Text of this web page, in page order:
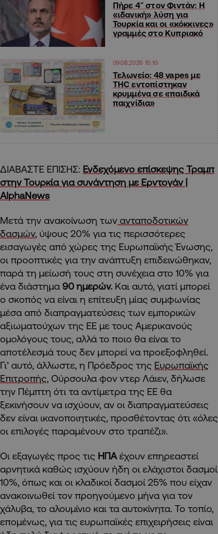
Πήρε 4″ στον Φιντάν: Η
«ιδανική» λύση για
Τουρκία και οι «κόκκινες»
γραμμές στο Κυπριακό
09.08.2026 15:10
Τελωνείο: 48 vapes με
THC εντοπίστηκαν
κρυμμένα σε «παιδικά
παιχνίδια»
ΔΙΑΒΑΣΤΕ ΕΠΙΣΗΣ: Ενδεχόμενο επίσκεψης Τραμπ
στην Τουρκία για συνάντηση με Ερντογάν |
AlphaNews
Μετά την ανακοίνωση των ανταποδοτικών
δασμών, ύψους 20% για τις περισσότερες
εισαγωγές από χώρες της Ευρωπαϊκής Ένωσης,
οι προοπτικές για την ανάπτυξη επιδεινώθηκαν,
παρά τη μείωσή τους στη συνέχεια στο 10% για
ένα διάστημα 90 ημερών. Και αυτό, γιατί μπορεί
ο σκοπός να είναι η επίτευξη μίας συμφωνίας
μέσα από διαπραγματεύσεις των εμπορικών
αξιωματούχων της ΕΕ με τους Αμερικανούς
ομολόγους τους, αλλά το ποιο θα είναι το
αποτέλεσμά τους δεν μπορεί να προεξοφληθεί.
Γι’ αυτό, άλλωστε, η Πρόεδρος της Ευρωπαϊκής
Επιτροπής, Ούρσουλα φον ντερ Λάιεν, δήλωσε
την Πέμπτη ότι τα αντίμετρα της ΕΕ θα
ξεκινήσουν να ισχύουν, αν οι διαπραγματεύσεις
δεν είναι ικανοποιητικές, προσθέτοντας ότι «όλες
οι επιλογές παραμένουν στο τραπέζι».
Οι εξαγωγές προς τις ΗΠΑέχουν επηρεαστεί
αρνητικά καθώς ισχύουν ήδη οι ελάχιστοι δασμοί
10%, όπως και οι κλαδικοί δασμοί 25% που είχαν
ανακοινωθεί τον προηγούμενο μήνα για τον
χάλυβα, το αλουμίνιο και τα αυτοκίνητα. Το τοπίο,
επομένως, για τις ευρωπαϊκές επιχειρήσεις είναι